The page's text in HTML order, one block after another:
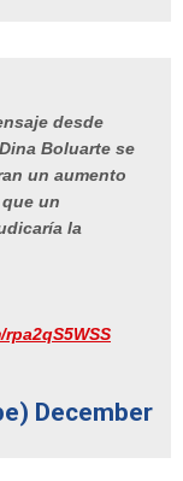
desde
Boluarte se
un aumento
un
la
December